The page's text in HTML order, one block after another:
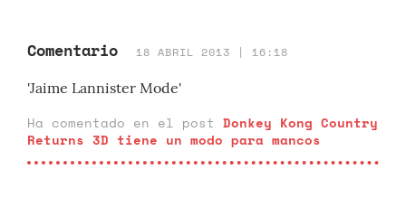
Comentario 18 ABRIL 2013 | 16:18
'Jaime Lannister Mode'
Ha comentado en el post Donkey Kong Country
Returns 3D tiene un modo para mancos